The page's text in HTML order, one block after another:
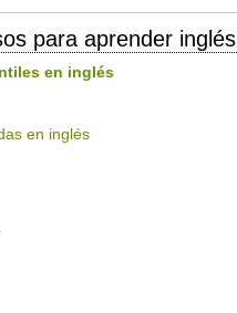
para aprender inglés
en inglés
en inglés